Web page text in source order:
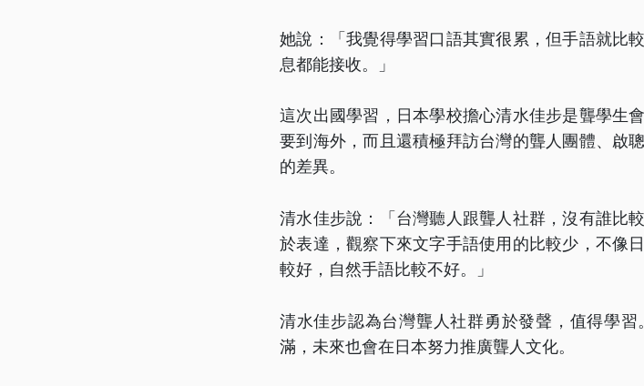
她說：「我覺得學習口語其實很累，但手語就比
息都能接收。」
這次出國學習，日本學校擔心清水佳步是聾學生
要到海外，而且還積極拜訪台灣的聾人團體、啟
的差異。
清水佳步說：「台灣聽人跟聾人社群，沒有誰比
於表達，觀察下來文字手語使用的比較少，不像
較好，自然手語比較不好。」
清水佳步認為台灣聾人社群勇於發聲，值得學
滿，未來也會在日本努力推廣聾人文化。